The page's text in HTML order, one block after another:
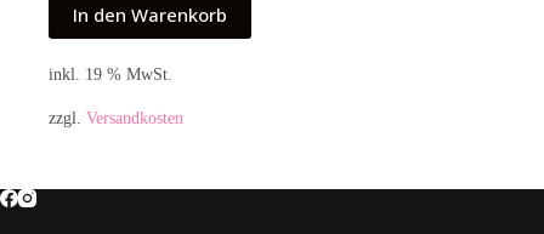
In den Warenkorb
inkl. 19 % MwSt.
zzgl. Versandkosten